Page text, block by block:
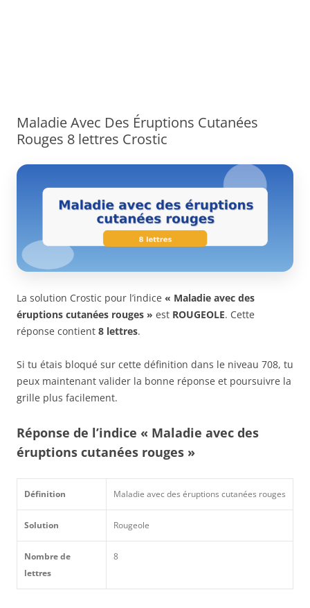
Maladie Avec Des Éruptions Cutanées
Rouges 8 lettres Crostic
La solution Crostic pour l’indice « Maladie avec des
éruptions cutanées rouges » est ROUGEOLE. Cette
réponse contient 8 lettres.
Si tu étais bloqué sur cette définition dans le niveau 708, tu
peux maintenant valider la bonne réponse et poursuivre la
grille plus facilement.
Réponse de l’indice « Maladie avec des
éruptions cutanées rouges »
Définition Maladie avec des éruptions cutanées rouges
Solution Rougeole
Nombre de
lettres
8